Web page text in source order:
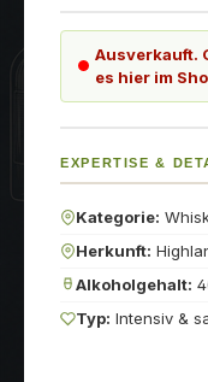
Ausverkauft.
es hier im
EXPERTISE &
Kategorie:
Herkunft:
Alkoholgehalt:
Typ: Intensiv &